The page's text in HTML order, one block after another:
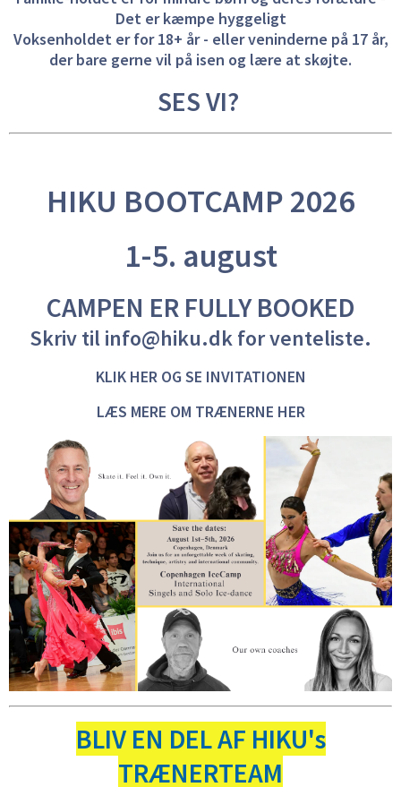
Det er kæmpe hyggeligt
Voksenholdet er for 18+ år - eller veninderne på 17 år,
der bare gerne vil på isen og lære at skøjte.
SES VI?
HIKU BOOTCAMP 2026
1-5. august
CAMPEN ER FULLY BOOKED
Skriv til info@hiku.dkfor venteliste.
KLIK HER OG SE INVITATIONEN
LÆS MERE OM TRÆNERNE HER
BLIV EN DEL AF HIKU's
TRÆNERTEAM